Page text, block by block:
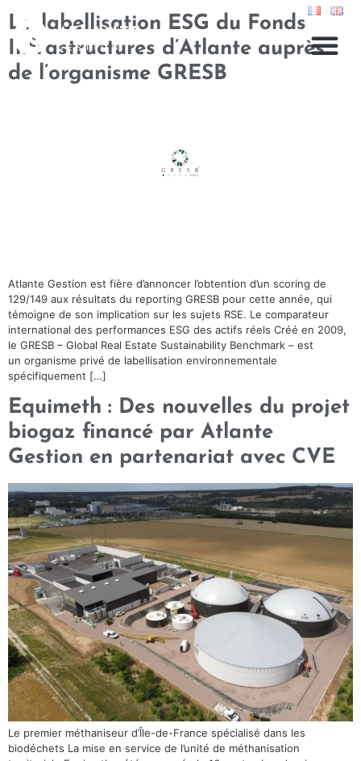
La labellisation ESG du Fonds
Infrastructures d’Atlante auprès
de l’organisme GRESB
Atlante Gestion est fière d’annoncer l’obtention d’un scoring de
129/149 aux résultats du reporting GRESB pour cette année, qui
témoigne de son implication sur les sujets RSE. Le comparateur
international des performances ESG des actifs réels Créé en 2009,
le GRESB – Global Real Estate Sustainability Benchmark – est
un organisme privé de labellisation environnementale
spécifiquement […]
Equimeth : Des nouvelles du projet
biogaz financé par Atlante
Gestion en partenariat avec CVE
Le premier méthaniseur d’Île-de-France spécialisé dans les
biodéchets La mise en service de l’unité de méthanisation